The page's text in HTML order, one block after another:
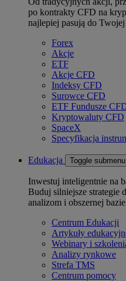
po kontrakty CFD na
najlepiej pasują do
Forex
Akcje
ETF
Akcje CFD
Indeksy CFD
Surowce CFD
ETF Fundusze
Kryptowaluty CFD
SpaceX
Specyfikacja
Edukacja Toggle submenu
Inwestuj inteligentnie na
Buduj silniejsze strategie
analizom i obszernej
Centrum Edukacji
Artykuły
Webinary i
Analizy rynkowe
Strefa TMS
Centrum pomocy